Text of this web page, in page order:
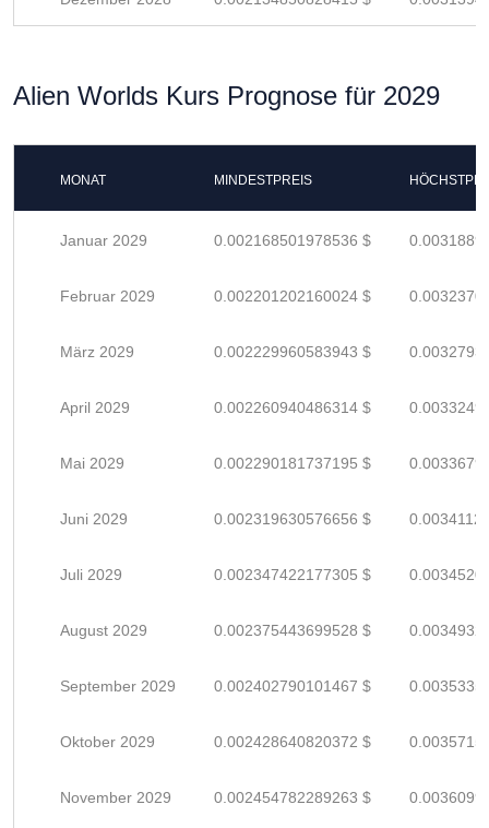
Alien Worlds Kurs Prognose für 2029
MONAT MINDESTPREIS
Januar 2029 0.002168501978536 $
Februar 2029 0.002201202160024 $
März 2029 0.002229960583943 $
April 2029 0.002260940486314 $
Mai 2029 0.002290181737195 $
Juni 2029 0.002319630576656 $
Juli 2029 0.002347422177305 $
August 2029 0.002375443699528 $
September 2029 0.002402790101467 $
Oktober 2029 0.002428640820372 $
November 2029 0.002454782289263 $